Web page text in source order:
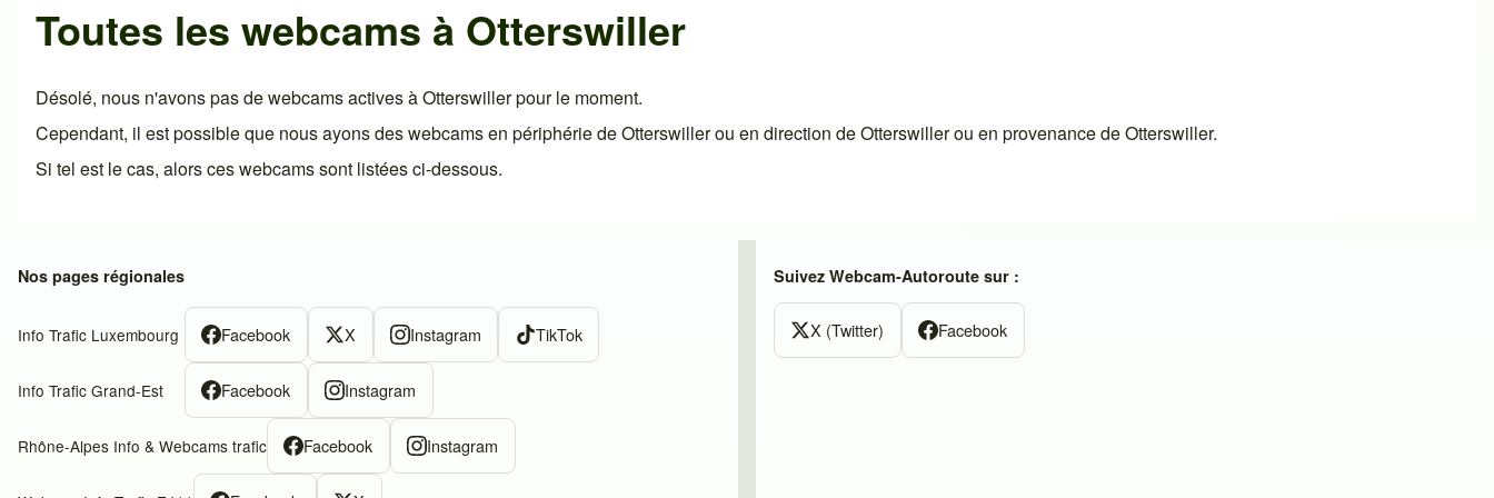
Toutes les webcams à Otterswiller
Désolé, nous n'avons pas de webcams actives à Otterswiller pour le moment.
Cependant, il est possible que nous ayons des webcams en périphérie de Otterswiller ou en direction de Otterswiller ou en provenance de Otterswiller.
Si tel est le cas, alors ces webcams sont listées ci-dessous.
Nos pages régionales
Info Trafic Luxembourg Facebook X Instagram TikTok
Info Trafic Grand-Est Facebook Instagram
Rhône-Alpes Info & Webcams trafic Facebook Instagram
Suivez Webcam-Autoroute sur :
X (Twitter) Facebook